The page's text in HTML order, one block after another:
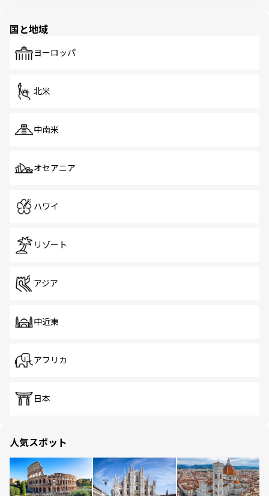
で、ホーカーズは地元の風情を楽しめる外せないスポット
国と地域
ヨーロッパ
北米
中南米
オセアニア
ハワイ
リゾート
アジア
中近東
アフリカ
日本
人気スポット